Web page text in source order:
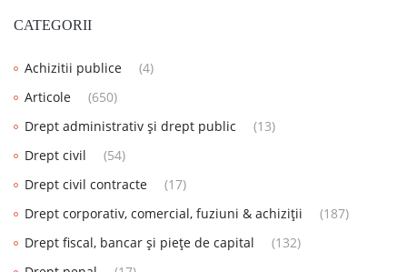
CATEGORII
Achizitii publice
(4)
Articole
(650)
Drept administrativ și drept public
(13)
Drept civil
(54)
Drept civil contracte
(17)
Drept corporativ, comercial, fuziuni & achiziții
(187)
Drept fiscal, bancar și piețe de capital
(132)